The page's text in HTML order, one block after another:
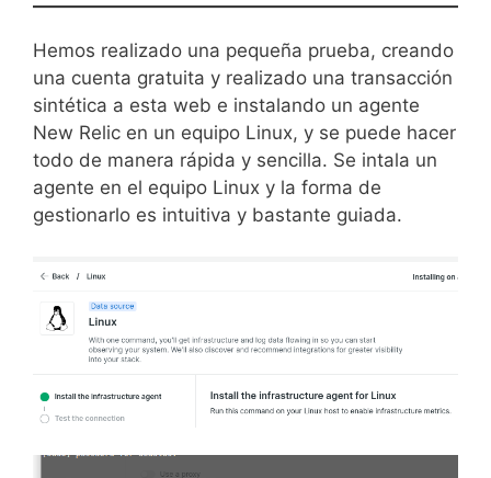
Hemos realizado una pequeña prueba, creando
una cuenta gratuita y realizado una transacción
sintética a esta web e instalando un agente
New Relic en un equipo Linux, y se puede hacer
todo de manera rápida y sencilla. Se intala un
agente en el equipo Linux y la forma de
gestionarlo es intuitiva y bastante guiada.